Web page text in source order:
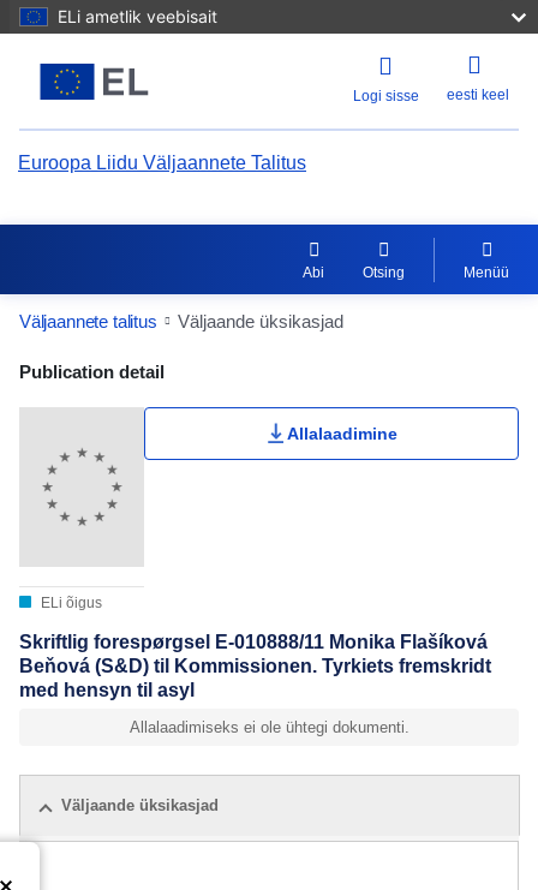
ELi ametlik veebisait
Logi sisse eesti keel
Euroopa Liidu Väljaannete Talitus
Abi Otsing Menüü
Väljaannete talitus Väljaande üksikasjad
Publication Detail Actions Portlet
Publication detail
ELi õigus
Allalaadimine
Skriftlig forespørgsel E-010888/11 Monika Flašíková
Beňová (S&D) til Kommissionen. Tyrkiets fremskridt
med hensyn til asyl
Allalaadimiseks ei ole ühtegi dokumenti.
Väljaande üksikasjad